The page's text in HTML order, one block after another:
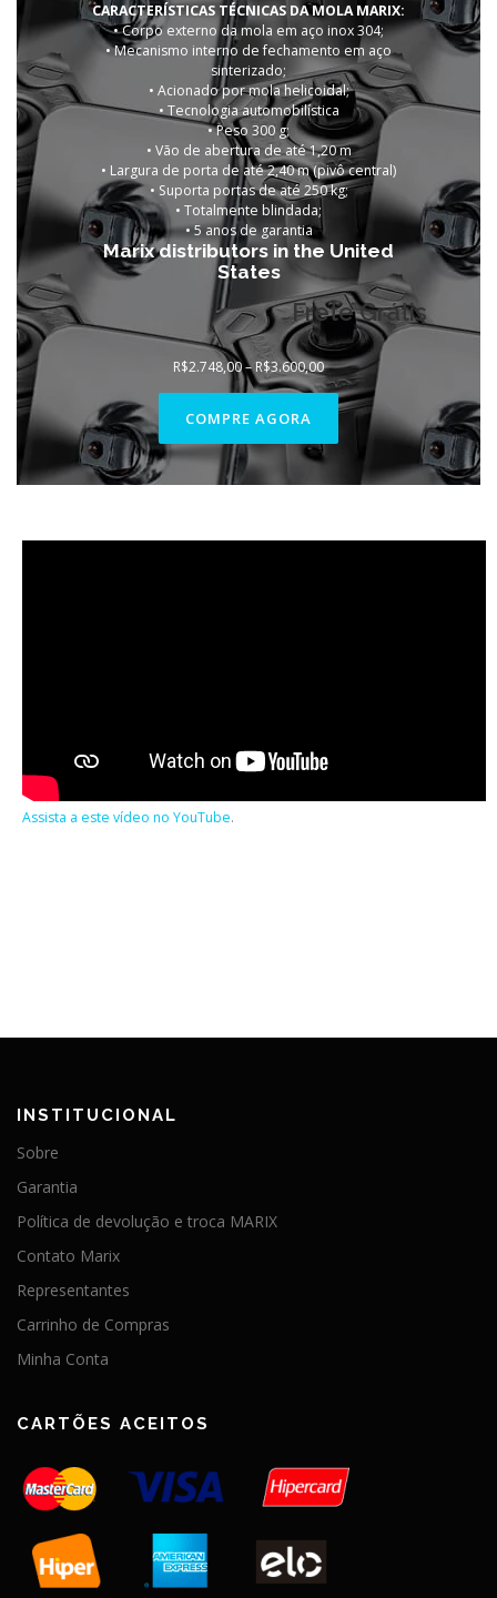
CARACTERÍSTICAS TÉCNICAS DA MOLA MARIX:
• Corpo externo da mola em aço inox 304;
• Mecanismo interno de fechamento em aço
sinterizado;
• Acionado por mola helicoidal;
• Tecnologia automobilística
• Peso 300 g;
• Vão de abertura de até 1,20 m
• Largura de porta de até 2,40 m (pivô central)
• Suporta portas de até 250 kg;
• Totalmente blindada;
• 5 anos de garantia
Marix distributors in the United
States
Frete Grátis
R$2.748,00–R$3.600,00Faixa
de
preço:
R$2.748,00
R$3.600,00
COMPRE AGORA
Assista a este vídeo no YouTube.
INSTITUCIONAL
Sobre
Garantia
Política de devolução e troca MARIX
Contato Marix
Representantes
Carrinho de Compras
Minha Conta
CARTÕES ACEITOS